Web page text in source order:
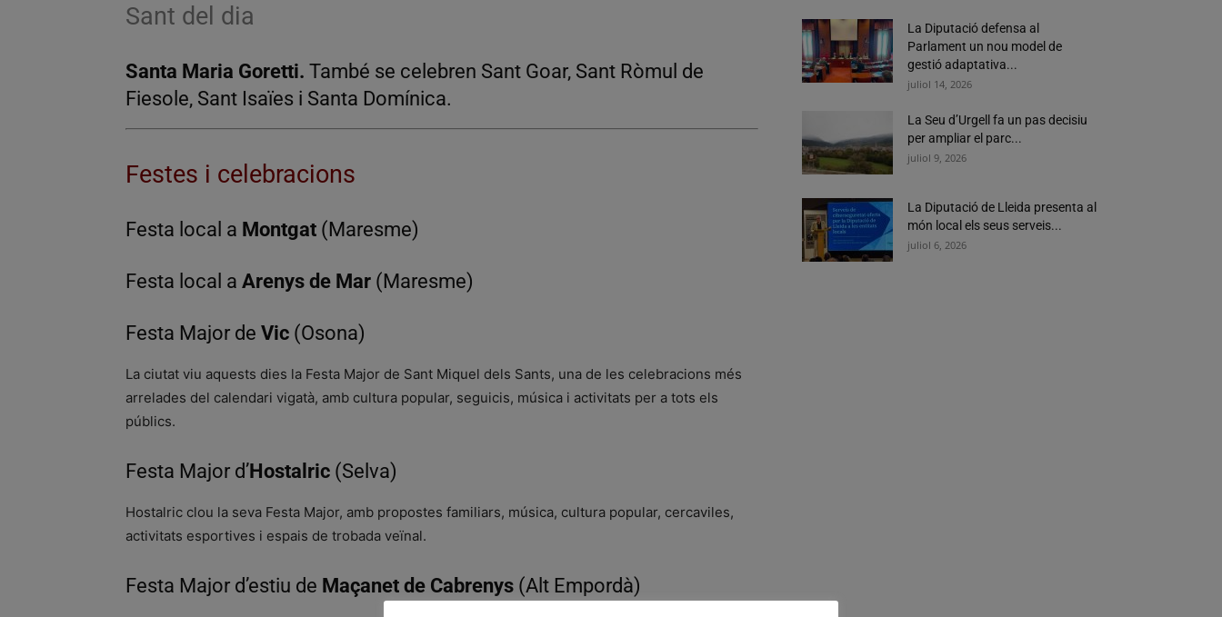
Sant del dia
Santa Maria Goretti. També se celebren Sant Goar, Sant Ròmul de
Fiesole, Sant Isaïes i Santa Domínica.
Festes i celebracions
Festa local a Montgat (Maresme)
Festa local a Arenys de Mar (Maresme)
Festa Major de Vic (Osona)
La ciutat viu aquests dies la Festa Major de Sant Miquel dels Sants, una de les celebracions més
arrelades del calendari vigatà, amb cultura popular, seguicis, música i activitats per a tots els
públics.
Festa Major d’Hostalric (Selva)
Hostalric clou la seva Festa Major, amb propostes familiars, música, cultura popular, cercaviles,
activitats esportives i espais de trobada veïnal.
Festa Major d’estiu de Maçanet de Cabrenys (Alt Empordà)
La Diputació defensa al
Parlament un nou model de
gestió adaptativa...
juliol 14, 2026
La Seu d’Urgell fa un pas decisiu
per ampliar el parc...
juliol 9, 2026
La Diputació de Lleida presenta al
món local els seus serveis...
juliol 6, 2026